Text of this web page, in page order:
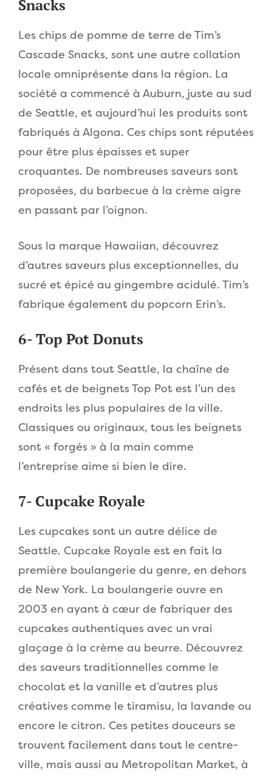
Snacks
Les chips de pomme de terre de Tim’s
Cascade Snacks, sont une autre collation
locale omniprésente dans la région. La
société a commencé à Auburn, juste au sud
de Seattle, et aujourd’hui les produits sont
fabriqués à Algona. Ces chips sont réputées
pour être plus épaisses et super
croquantes. De nombreuses saveurs sont
proposées, du barbecue à la crème aigre
en passant par l’oignon.
Sous la marque Hawaiian, découvrez
d’autres saveurs plus exceptionnelles, du
sucré et épicé au gingembre acidulé. Tim’s
fabrique également du popcorn Erin’s.
6- Top Pot Donuts
Présent dans tout Seattle, la chaîne de
cafés et de beignets Top Pot est l’un des
endroits les plus populaires de la ville.
Classiques ou originaux, tous les beignets
sont « forgés » à la main comme
l’entreprise aime si bien le dire.
7- Cupcake Royale
Les cupcakes sont un autre délice de
Seattle. Cupcake Royale est en fait la
première boulangerie du genre, en dehors
de New York. La boulangerie ouvre en
2003 en ayant à cœur de fabriquer des
cupcakes authentiques avec un vrai
glaçage à la crème au beurre. Découvrez
des saveurs traditionnelles comme le
chocolat et la vanille et d’autres plus
créatives comme le tiramisu, la lavande ou
encore le citron. Ces petites douceurs se
trouvent facilement dans tout le centre-
ville, mais aussi au Metropolitan Market, à